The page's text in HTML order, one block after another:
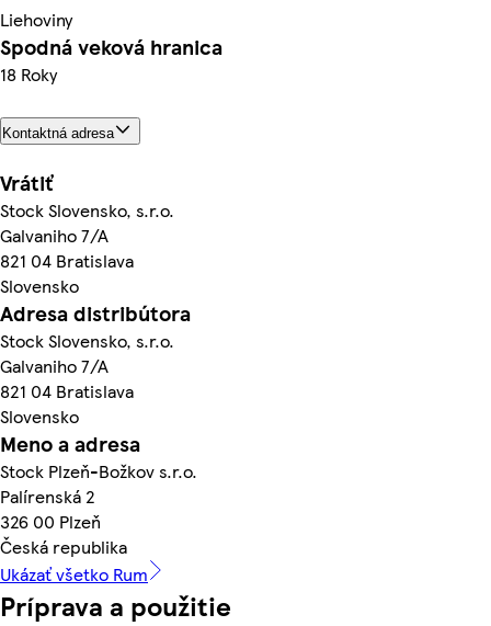
Liehoviny
Spodná veková hranica
18 Roky
Kontaktná adresa
Vrátiť
Stock Slovensko, s.r.o.
Galvaniho 7/A
821 04 Bratislava
Slovensko
Adresa distribútora
Stock Slovensko, s.r.o.
Galvaniho 7/A
821 04 Bratislava
Slovensko
Meno a adresa
Stock Plzeň-Božkov s.r.o.
Palírenská 2
326 00 Plzeň
Česká republika
Ukázať všetko Rum
Príprava a použitie